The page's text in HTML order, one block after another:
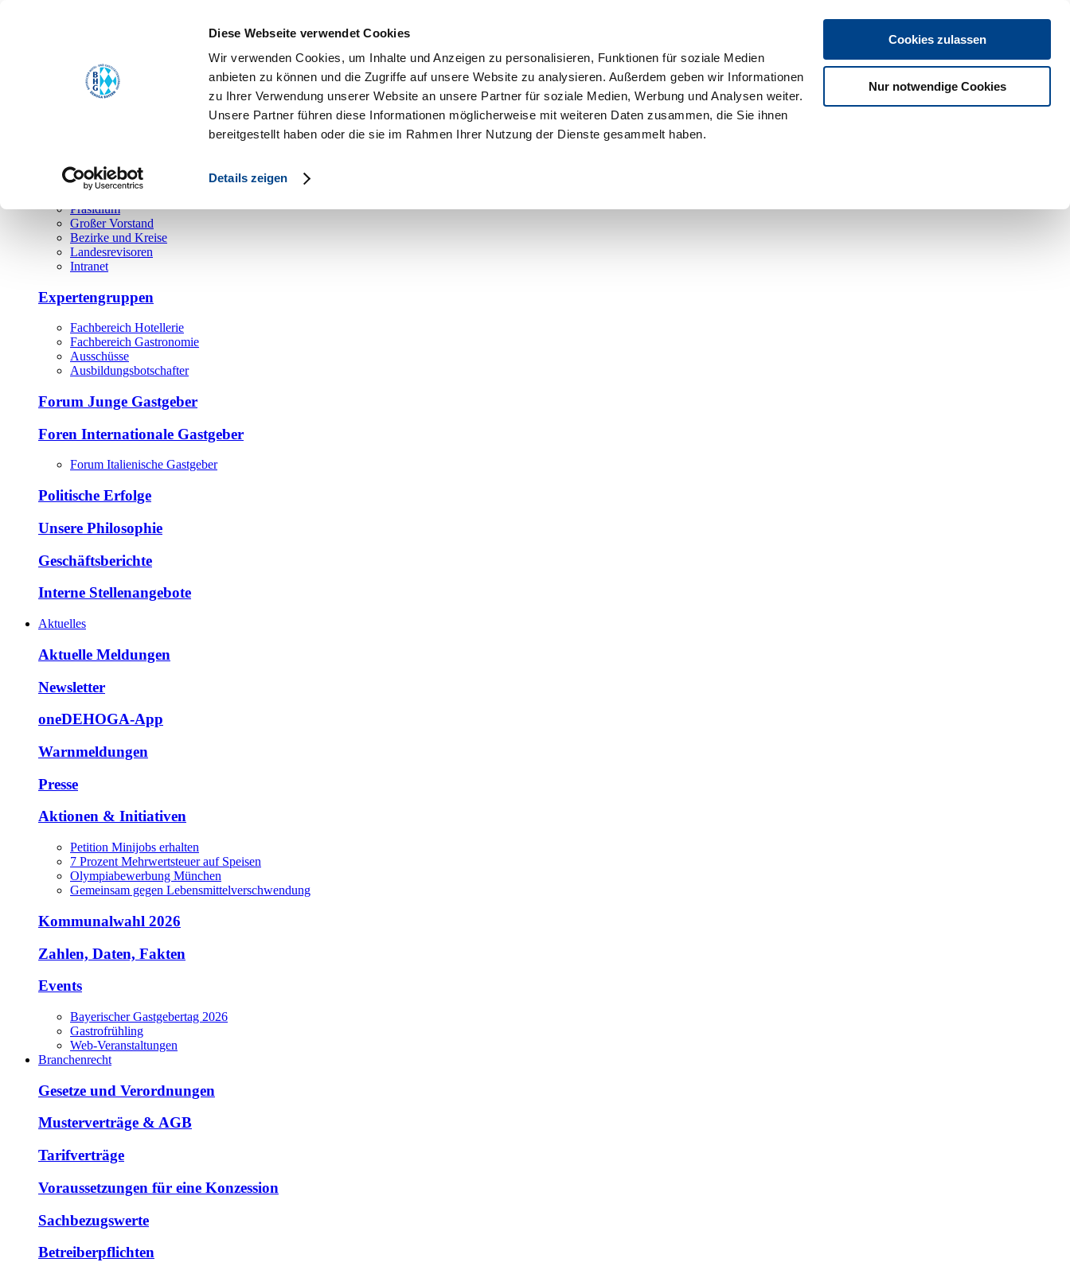
Diese Webseite verwendet Cookies
Wir verwenden Cookies, um Inhalte und Anzeigen zu personalisieren, Funktionen für soziale Medien
anbieten zu können und die Zugriffe auf unsere Website zu analysieren. Außerdem geben wir Informationen
zu Ihrer Verwendung unserer Website an unsere Partner für soziale Medien, Werbung und Analysen weiter.
Unsere Partner führen diese Informationen möglicherweise mit weiteren Daten zusammen, die Sie ihnen
bereitgestellt haben oder die sie im Rahmen Ihrer Nutzung der Dienste gesammelt haben.
Details zeigen
Cookies zulassen
Nur notwendige Cookies
Hauptamt
Bezirks- und Regionalgeschäftsstellen
Ehrenamt
Präsidium
Großer Vorstand
Bezirke und Kreise
Landesrevisoren
Intranet
Expertengruppen
Fachbereich Hotellerie
Fachbereich Gastronomie
Ausschüsse
Ausbildungsbotschafter
Forum Junge Gastgeber
Foren Internationale Gastgeber
Forum Italienische Gastgeber
Politische Erfolge
Unsere Philosophie
Geschäftsberichte
Interne Stellenangebote
Aktuelles
Aktuelle Meldungen
Newsletter
oneDEHOGA-App
Warnmeldungen
Presse
Aktionen & Initiativen
Petition Minijobs erhalten
7 Prozent Mehrwertsteuer auf Speisen
Olympiabewerbung München
Gemeinsam gegen Lebensmittelverschwendung
Kommunalwahl 2026
Zahlen, Daten, Fakten
Events
Bayerischer Gastgebertag 2026
Gastrofrühling
Web-Veranstaltungen
Branchenrecht
Gesetze und Verordnungen
Musterverträge & AGB
Tarifverträge
Voraussetzungen für eine Konzession
Sachbezugswerte
Betreiberpflichten